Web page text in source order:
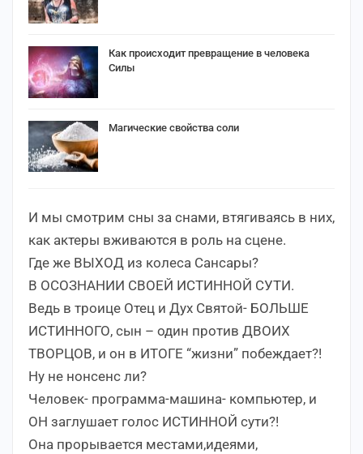
Как происходит превращение в человека
Силы
Магические свойства соли
И мы смотрим сны за снами, втягиваясь в них,
как актеры вживаются в роль на сцене.
Где же ВЫХОД из колеса Сансары?
В ОСОЗНАНИИ СВОЕЙ ИСТИННОЙ СУТИ.
Ведь в троице Отец и Дух Святой- БОЛЬШЕ
ИСТИННОГО, сын – один против ДВОИХ
ТВОРЦОВ, и он в ИТОГЕ “жизни” побеждает?!
Ну не нонсенс ли?
Человек- программа-машина- компьютер, и
ОН заглушает голос ИСТИННОЙ сути?!
Она прорывается местами,идеями,